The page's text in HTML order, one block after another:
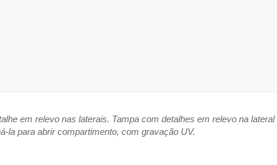
em relevo nas laterais. Tampa com detalhes em relevo na
la para abrircompartimento, com gravação UV.